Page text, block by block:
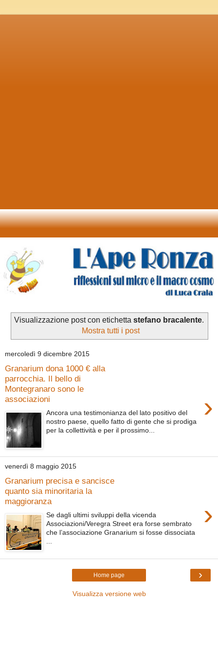
Visualizzazione post con etichetta stefano bracalente.
Mostra tutti i post
mercoledì 9 dicembre 2015
Granarium dona 1000 € alla
parrocchia. Il bello di
Montegranaro sono le
associazioni
›
Ancora una testimonianza del lato positivo del
nostro paese, quello fatto di gente che si prodiga
per la collettività e per il prossimo...
venerdì 8 maggio 2015
Granarium precisa e sancisce
quanto sia minoritaria la
maggioranza
›
Se dagli ultimi sviluppi della vicenda
Associazioni/Veregra Street era forse sembrato
che l’associazione Granarium si fosse dissociata
›
Home page
Visualizza versione web